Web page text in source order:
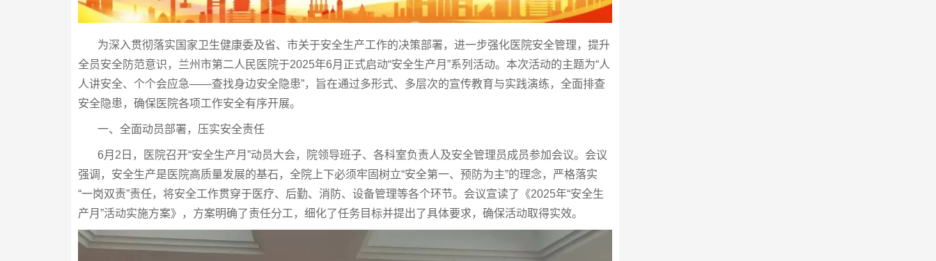
为深入贯彻落实国家卫生健康委及省、市关于安全生产工作的决策部署，进一步强化医院安全管理，提升
全员安全防范意识，兰州市第二人民医院于2025年6月正式启动“安全生产月”系列活动。本次活动的主题为“人
人讲安全、个个会应急——查找身边安全隐患”，旨在通过多形式、多层次的宣传教育与实践演练，全面排查
安全隐患，确保医院各项工作安全有序开展。
一、全面动员部署，压实安全责任
6月2日，医院召开“安全生产月”动员大会，院领导班子、各科室负责人及安全管理员成员参加会议。会议
强调，安全生产是医院高质量发展的基石，全院上下必须牢固树立“安全第一、预防为主”的理念，严格落实
“一岗双责”责任，将安全工作贯穿于医疗、后勤、消防、设备管理等各个环节。会议宣读了《2025年“安全生
产月”活动实施方案》，方案明确了责任分工，细化了任务目标并提出了具体要求，确保活动取得实效。